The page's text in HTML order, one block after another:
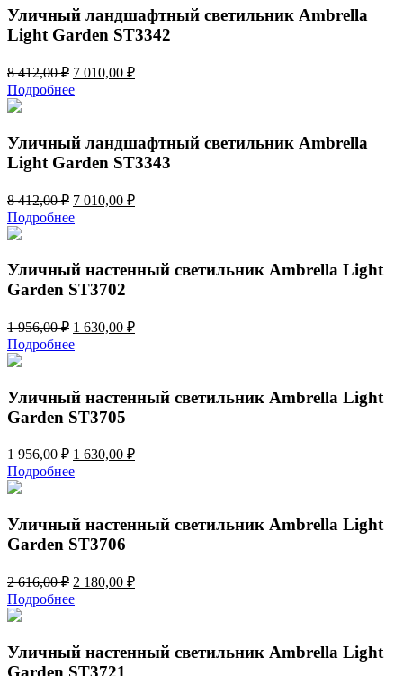
212,00 ₽.
Уличный ландшафтный светильник Ambrella
Light Garden ST3342
8 412,00₽ Первоначальная
цена
составляла
412,00 ₽.
7 010,00 ₽Текущая
Подробнее
Уличный ландшафтный светильник Ambrella
Light Garden ST3343
8 412,00₽ Первоначальная
цена
составляла
412,00 ₽.
7 010,00 ₽Текущая
Подробнее
Уличный настенный светильник Ambrella Light
Garden ST3702
1 956,00₽ Первоначальная
цена
составляла
956,00 ₽.
1 630,00 ₽Текущая
Подробнее
Уличный настенный светильник Ambrella Light
Garden ST3705
1 956,00₽ Первоначальная
цена
составляла
956,00 ₽.
1 630,00 ₽Текущая
Подробнее
Уличный настенный светильник Ambrella Light
Garden ST3706
2 616,00₽ Первоначальная
цена
составляла
616,00 ₽.
2 180,00 ₽Текущая
Подробнее
Уличный настенный светильник Ambrella Light
Garden ST3721